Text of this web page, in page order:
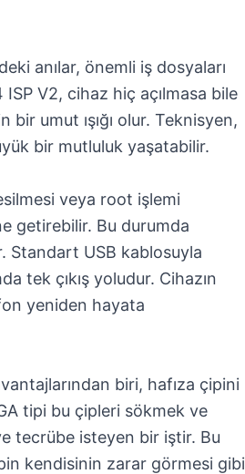
anılar, önemli iş dosyaları
V2, cihaz hiç açılmasa bile
umut ışığı olur. Teknisyen,
bir mutluluk yaşatabilir.
veya root işlemi
getirebilir. Bu durumda
USB kablosuyla
tek çıkış yoludur. Cihazın
yeniden hayata
biri, hafıza çipini
tipi bu çipleri sökmek ve
tecrübe isteyen bir iştir. Bu
kendisinin zarar görmesi gibi